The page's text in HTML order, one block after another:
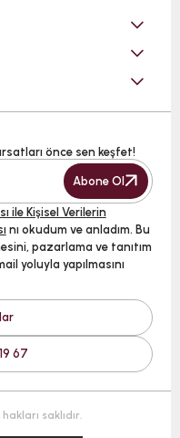
önce sen keşfet!
Abone Ol
ile Kişisel Verilerin
nı okudum ve anladım. Bu
pazarlama ve tanıtım
yoluyla yapılmasını
67
saklıdır.